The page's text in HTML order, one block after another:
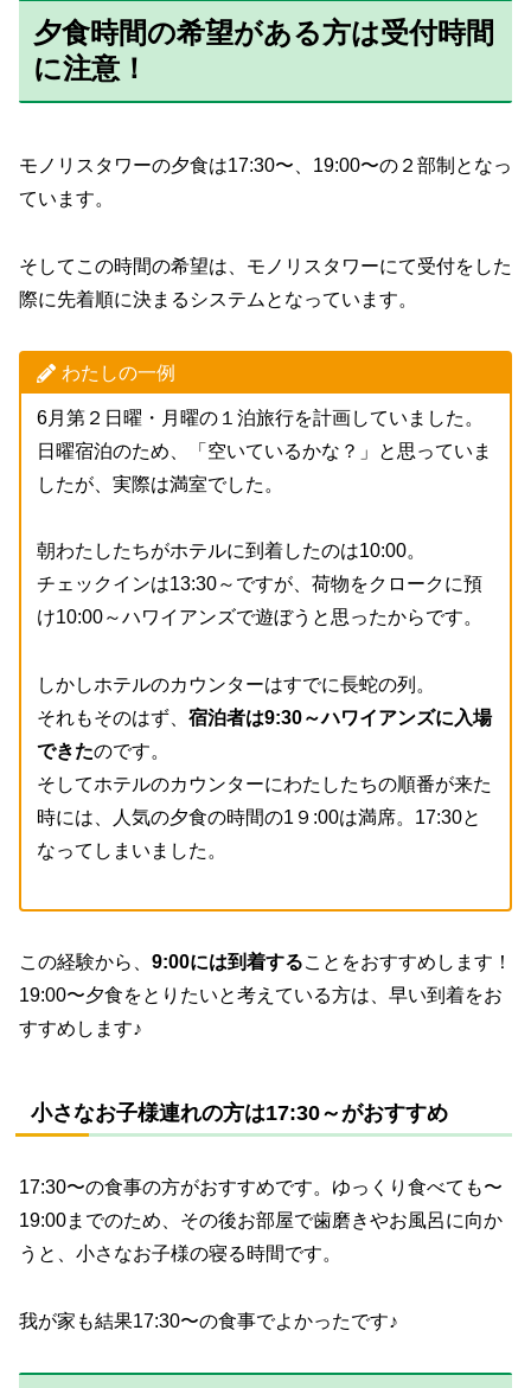
夕食時間の希望がある方は受付時間
に注意！
モノリスタワーの夕食は17:30〜、19:00〜の２部制となっ
ています。
そしてこの時間の希望は、モノリスタワーにて受付をした
際に先着順に決まるシステムとなっています。
わたしの一例
6月第２日曜・月曜の１泊旅行を計画していました。
日曜宿泊のため、「空いているかな？」と思っていま
したが、実際は満室でした。
朝わたしたちがホテルに到着したのは10:00。
チェックインは13:30～ですが、荷物をクロークに預
け10:00～ハワイアンズで遊ぼうと思ったからです。
しかしホテルのカウンターはすでに長蛇の列。
それもそのはず、 宿泊者は9:30～ハワイアンズに入場
できたのです。
そしてホテルのカウンターにわたしたちの順番が来た
時には、人気の夕食の時間の1９:00は満席。17:30と
なってしまいました。
この経験から、 9:00には到着することをおすすめします！
19:00〜夕食をとりたいと考えている方は、早い到着をお
すすめします♪
小さなお子様連れの方は17:30～がおすすめ
17:30〜の食事の方がおすすめです。ゆっくり食べても〜
19:00までのため、その後お部屋で歯磨きやお風呂に向か
うと、小さなお子様の寝る時間です。
我が家も結果17:30〜の食事でよかったです♪